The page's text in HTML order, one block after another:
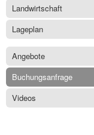
Landwirtschaft
Lageplan
Angebote
Buchungsanfrage
Videos